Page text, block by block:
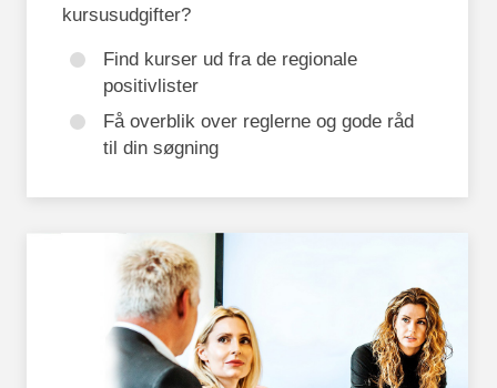
kursusudgifter?
Find kurser ud fra de regionale
positivlister
Få overblik over reglerne og gode råd
til din søgning